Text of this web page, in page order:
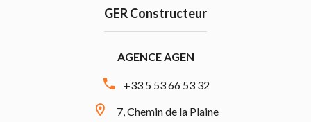
GER Constructeur
AGENCE AGEN
+33 5 53 66 53 32
7, Chemin de la Plaine